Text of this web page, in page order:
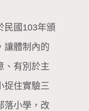
民國103年頒
讓體制內的
、有別於主
捉住實驗三
落小學，改